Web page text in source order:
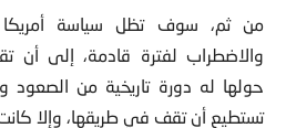
من ثم، سوف تظل سياسة أمريكا
والاضطراب لفترة قادمة، إلى أن
حولها له دورة تاريخية من الصعود
تستطيع أن تقف في طريقها، وإلا